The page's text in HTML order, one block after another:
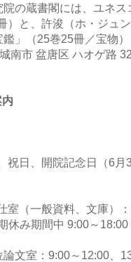
院の蔵書閣には、ユネ
）と、許浚（ホ・ジュ
」（25巻25冊／宝物
南市 盆唐区 ハオゲ路
祝日、開院記念日（6
室（一般資料、文庫）
休み期間中 9:00～18:00
文室：9:00～12:00、